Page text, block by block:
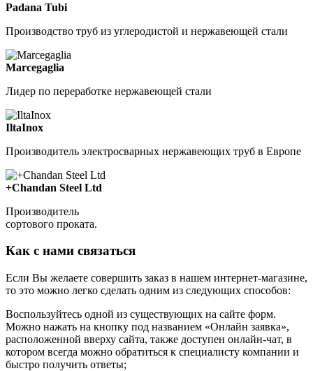
Padana Tubi
Производство труб из углеродистой и нержавеющей стали
Marcegaglia
Лидер по переработке нержавеющей стали
IltaInox
Производитель электросварных нержавеющих труб в Европе
+Chandan Steel Ltd
Производитель
сортового проката.
Как с нами связаться
Если Вы желаете совершить заказ в нашем интернет-магазине,
то это можно легко сделать одним из следующих способов:
Воспользуйтесь одной из существующих на сайте форм.
Можно нажать на кнопку под названием «Онлайн заявка»,
расположенной вверху сайта, также доступен онлайн-чат, в
котором всегда можно обратиться к специалисту компании и
быстро получить ответы;